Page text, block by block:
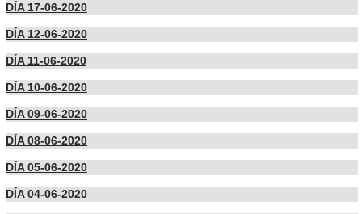
DÍA 17-06-2020
DÍA 12-06-2020
DÍA 11-06-2020
DÍA 10-06-2020
DÍA 09-06-2020
DÍA 08-06-2020
DÍA 05-06-2020
DÍA 04-06-2020